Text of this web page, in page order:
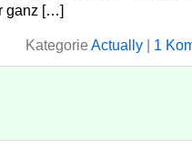
ganz […]
Kategorie Actually| 1